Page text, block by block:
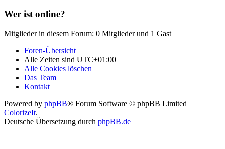
Wer ist online?
Mitglieder in diesem Forum: 0 Mitglieder und 1 Gast
Foren-Übersicht
Alle Zeiten sind UTC+01:00
Alle Cookies löschen
Das Team
Kontakt
Powered by phpBB® Forum Software © phpBB Limited
ColorizeIt.
Deutsche Übersetzung durch phpBB.de